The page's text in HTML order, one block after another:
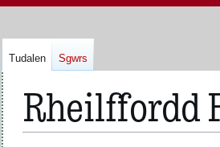
Rheilffordd
Tudalen Sgwrs